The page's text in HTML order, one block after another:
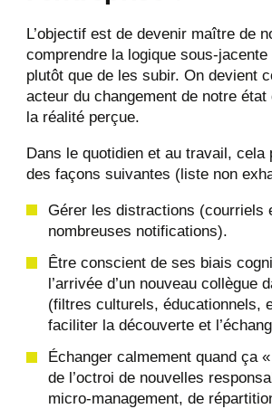
L’objectif est de devenir maître de
comprendre la logique sous-
plutôt que de les subir. On devient
acteur du changement de notre état
la réalité perçue.
Dans le quotidien et au travail, cela
des façons suivantes (liste non
Gérer les distractions (courriels
nombreuses notifications).
Être conscient de ses biais
l’arrivée d’un nouveau collègue
(filtres culturels, éducationnels,
faciliter la découverte et
Échanger calmement quand ça
de l’octroi de nouvelles
micro-management, de